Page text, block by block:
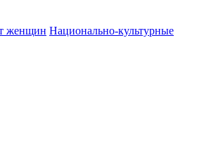
женщин Национально-культурные